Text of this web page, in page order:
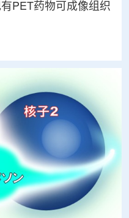
PET药物可成像组织